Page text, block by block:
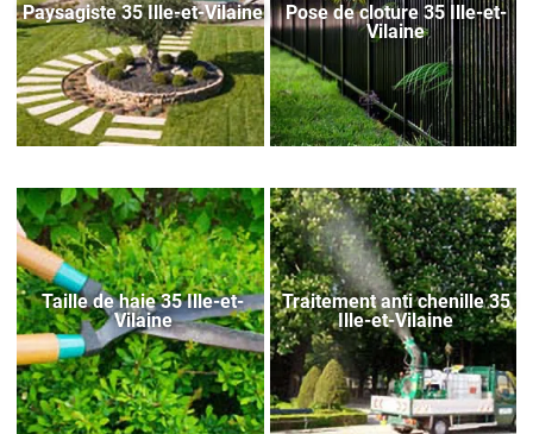
Paysagiste 35 Ille-et-Vilaine
Pose de cloture 35 Ille-et-
Vilaine
Taille de haie 35 Ille-et-
Vilaine
Traitement anti chenille 35
Ille-et-Vilaine